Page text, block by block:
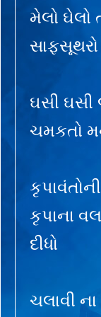
મેલો ઘેલો
ઘસી ઘસી
ચમકતો
કૃપાના
દીધો
ચલાવી ના